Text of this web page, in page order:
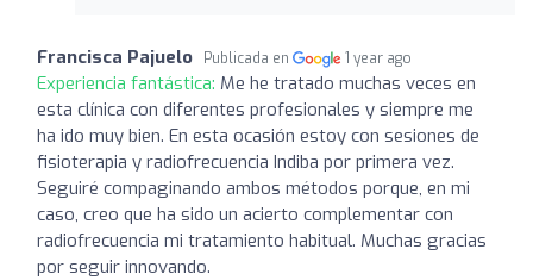
Francisca Pajuelo Publicada en 1 year ago
Experiencia fantástica: Me he tratado muchas veces en
esta clínica con diferentes profesionales y siempre me
ha ido muy bien. En esta ocasión estoy con sesiones de
fisioterapia y radiofrecuencia Indiba por primera vez.
Seguiré compaginando ambos métodos porque, en mi
caso, creo que ha sido un acierto complementar con
radiofrecuencia mi tratamiento habitual. Muchas gracias
por seguir innovando.